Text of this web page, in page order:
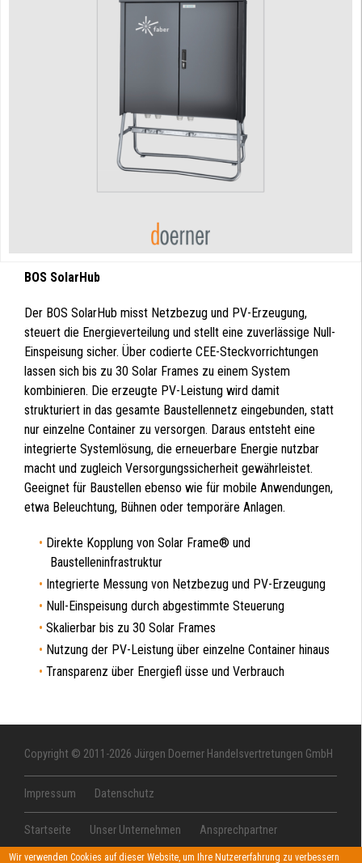
BOS SolarHub
Der BOS SolarHub misst Netzbezug und PV-Erzeugung,
steuert die Energieverteilung und stellt eine zuverlässige Null-
Einspeisung sicher. Über codierte CEE-Steckvorrichtungen
lassen sich bis zu 30 Solar Frames zu einem System
kombinieren. Die erzeugte PV-Leistung wird damit
strukturiert in das gesamte Baustellennetz eingebunden, statt
nur einzelne Container zu versorgen. Daraus entsteht eine
integrierte Systemlösung, die erneuerbare Energie nutzbar
macht und zugleich Versorgungssicherheit gewährleistet.
Geeignet für Baustellen ebenso wie für mobile Anwendungen,
etwa Beleuchtung, Bühnen oder temporäre Anlagen.
Direkte Kopplung von Solar Frame® und
Baustelleninfrastruktur
Integrierte Messung von Netzbezug und PV-Erzeugung
Null-Einspeisung durch abgestimmte Steuerung
Skalierbar bis zu 30 Solar Frames
Nutzung der PV-Leistung über einzelne Container hinaus
Transparenz über Energiefl üsse und Verbrauch
Copyright © 2011-2026 Jürgen Doerner Handelsvertretungen GmbH
Impressum Datenschutz
Startseite Unser Unternehmen
Ansprechpartner
Neuheiten
Veranstaltungen Hersteller Karriere
Wir verwenden Cookies auf dieser Website, um Ihre Nutzererfahrung zu verbessern